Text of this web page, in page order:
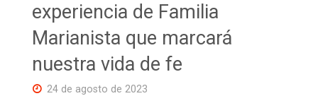
experiencia de Familia
Marianista que marcará
nuestra vida de fe
24 de agosto de 2023